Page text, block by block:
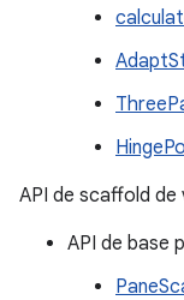
API de scaffold
API de base